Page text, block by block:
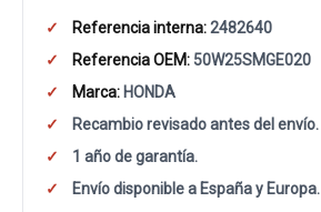
Referencia interna:2482640
Referencia OEM: 50W25SMGE020
Marca: HONDA
Recambio revisado antes del envío.
1 año de garantía.
Envío disponible a España y Europa.